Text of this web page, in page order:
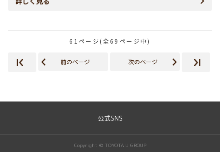
61ページ(全69ページ中)
前のページ 次のページ
公式SNS
Copyright © TOYOTA U GROUP